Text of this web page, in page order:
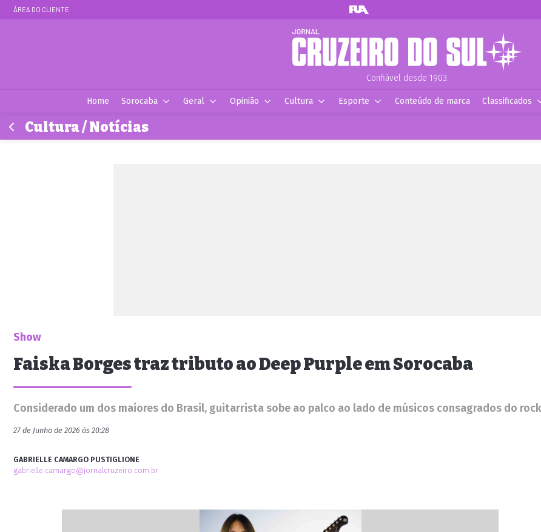
ÁREA DO CLIENTE
Confiável desde 1903.
Home Sorocaba Geral Opinião Cultura Esporte Conteúdo de marca Classificados
Cultura / Notícias
Show
Faiska Borges traz tributo ao Deep Purple em Sorocaba
Considerado um dos maiores do Brasil, guitarrista sobe ao palco ao lado de músicos consagrados do
27 de Junho de 2026 às 20:28
GABRIELLE CAMARGO PUSTIGLIONE
gabrielle.camargo@jornalcruzeiro.com.br